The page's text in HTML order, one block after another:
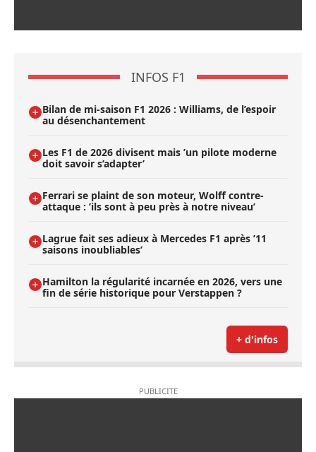
INFOS F1
Bilan de mi-saison F1 2026 : Williams, de l’espoir
au désenchantement
Les F1 de 2026 divisent mais ’un pilote moderne
doit savoir s’adapter’
Ferrari se plaint de son moteur, Wolff contre-
attaque : ’ils sont à peu près à notre niveau’
Lagrue fait ses adieux à Mercedes F1 après ’11
saisons inoubliables’
Hamilton la régularité incarnée en 2026, vers une
fin de série historique pour Verstappen ?
+ d'infos